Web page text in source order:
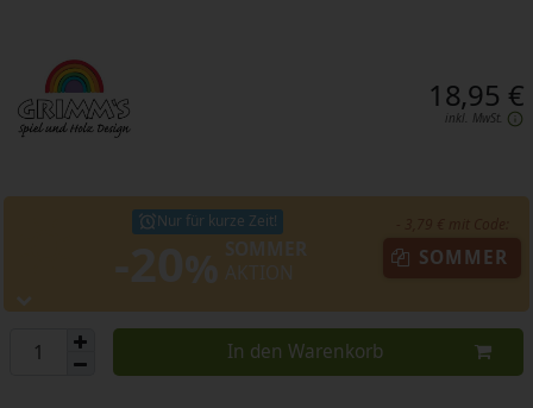
18,95 €
inkl. MwSt.
Nur für kurze Zeit!
SOMMER
In den Warenkorb